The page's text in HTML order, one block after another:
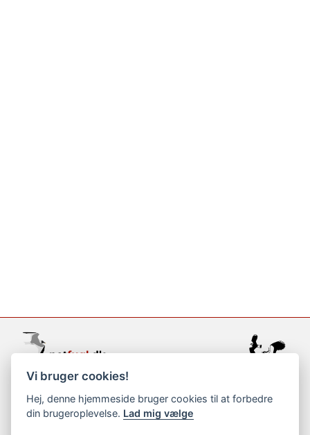
support@netfugl.dk
copyright © 2002-2023
Vi bruger cookies!
Hej, denne hjemmeside bruger cookies til at forbedre
din brugeroplevelse. Lad mig vælge